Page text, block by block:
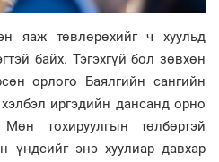
яаж төвлөрөхийг ч хуульд
байх. Тэгэхгүй бол зөвхөн
орлого Баялгийн сангийн
иргэдийн дансанд орно
тохируулгын төлбөртэй
үндсийг энэ хуулиар давхар